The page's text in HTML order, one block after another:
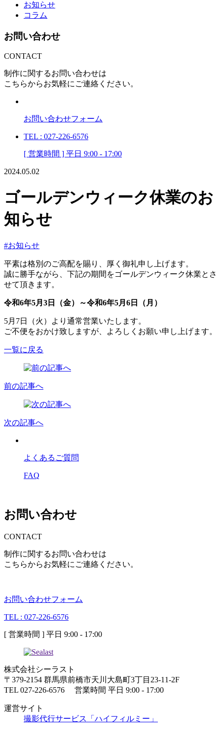
お知らせ
コラム
お問い合わせ
CONTACT
制作に関するお問い合わせは
こちらからお気軽にご連絡ください。
お問い合わせフォーム
TEL : 027-226-6576
[ 営業時間 ] 平日 9:00 - 17:00
2024.05.02
ゴールデンウィーク休業のお
知らせ
#お知らせ
平素は格別のご高配を賜り、厚く御礼申し上げます。
誠に勝手ながら、下記の期間をゴールデンウィーク休業とさ
せて頂きます。
令和6年5月3日（金）～令和6年5月6日（月）
5月7日（火）より通常営業いたします。
ご不便をおかけ致しますが、よろしくお願い申し上げます。
一覧に戻る
前の記事へ
次の記事へ
よくあるご質問
FAQ
お問い合わせ
CONTACT
制作に関するお問い合わせは
こちらからお気軽にご連絡ください。
お問い合わせフォーム
TEL : 027-226-6576
[ 営業時間 ] 平日 9:00 - 17:00
株式会社シーラスト
〒379-2154 群馬県前橋市天川大島町3丁目23-11-2F
TEL 027-226-6576 営業時間 平日 9:00 - 17:00
運営サイト
撮影代行サービス「ハイフィルミー」